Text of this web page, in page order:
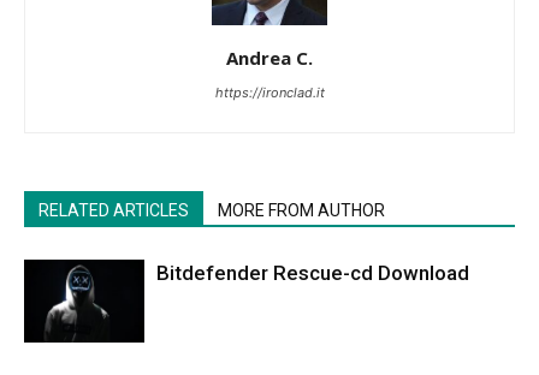
Andrea C.
https://ironclad.it
RELATED ARTICLES MORE FROM AUTHOR
Bitdefender Rescue-cd Download